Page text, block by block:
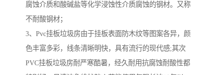
腐蚀介质和酸碱盐等化学浸蚀性介质腐蚀的钢材。又称
不耐酸钢材；
3、Pvc挂板垃圾房由于挂板表面防木纹等图案各异，颜
色丰富多彩，线条清晰明快，具有流行的现代感;其次
PVC挂板垃圾房耐严寒酷暑，经久耐用抗腐蚀耐酸性都